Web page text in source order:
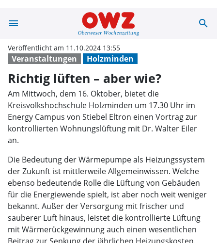
menu Richtig lüften –
search
Veranstaltungen Holzminden
Veröffentlicht am 11.10.2024 13:55
Richtig lüften – aber wie?
Am Mittwoch, dem 16. Oktober, bietet die
Kreisvolkshochschule Holzminden um 17.30 Uhr im
Energy Campus von Stiebel Eltron einen Vortrag zur
kontrollierten Wohnungslüftung mit Dr. Walter Eiler
an.
Die Bedeutung der Wärmepumpe als Heizungssystem
der Zukunft ist mittlerweile Allgemeinwissen. Welche
ebenso bedeutende Rolle die Lüftung von Gebäuden
für die Energiewende spielt, ist aber noch weit weniger
bekannt. Außer der Versorgung mit frischer und
sauberer Luft hinaus, leistet die kontrollierte Lüftung
mit Wärmerückgewinnung auch einen wesentlichen